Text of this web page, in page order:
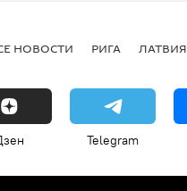
НОВОСТИ РИГА ЛАТВИЯ
Telegram